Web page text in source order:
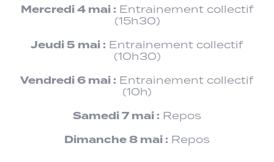
Mercredi 4 mai :Entrainement collectif
(15h30)
Jeudi 5 mai : Entrainement collectif
(10h30)
Vendredi 6 mai : Entrainement collectif
(10h)
Samedi 7 mai : Repos
Dimanche 8 mai : Repos